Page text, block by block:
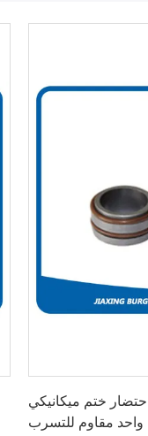
ختم ميكانيكي
واحد مقاوم للتسرب